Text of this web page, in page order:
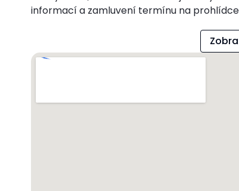
informací a zamluvení termínu na